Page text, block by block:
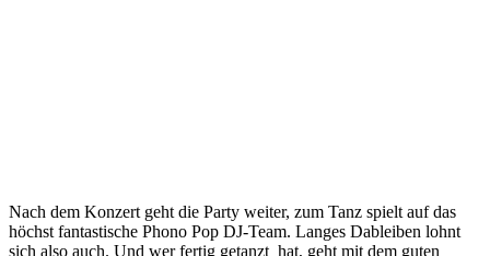
Nach dem Konzert geht die Party weiter, zum Tanz spielt auf das
höchst fantastische Phono Pop DJ-Team. Langes Dableiben lohnt
sich also auch. Und wer fertig getanzt hat, geht mit dem guten